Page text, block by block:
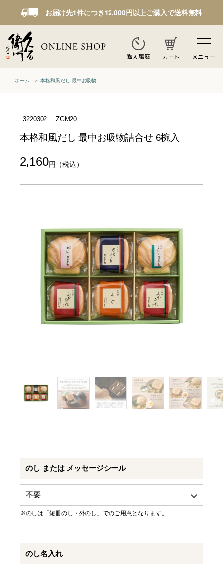
お届け先1件につき12,000円以上ご購入で送料無料
購入履歴 カート メニュー
ホーム 本格和風だし 最中お吸物
3220302 ZGM20
本格和風だし 最中お吸物詰合せ 6椀入
2,160円 （税込）
のし または メッセージシール
※のしは「短冊のし・外のし」でのご用意となります。
のし名入れ